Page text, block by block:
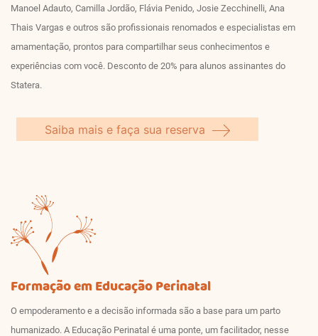
Manoel Adauto, Camilla Jordão, Flávia Penido, Josie Zecchinelli, Ana
Thais Vargas e outros são profissionais renomados e especialistas em
amamentação, prontos para compartilhar seus conhecimentos e
experiências com você. Desconto de 20% para alunos assinantes do
Statera.
Saiba mais e faça sua reserva
Formação em Educação Perinatal
O empoderamento e a decisão informada são a base para um parto
humanizado. A Educação Perinatal é uma ponte, um facilitador, nesse